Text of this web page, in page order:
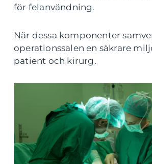
för felanvändning.
När dessa komponenter
operationssalen en säkrare
patient och kirurg.